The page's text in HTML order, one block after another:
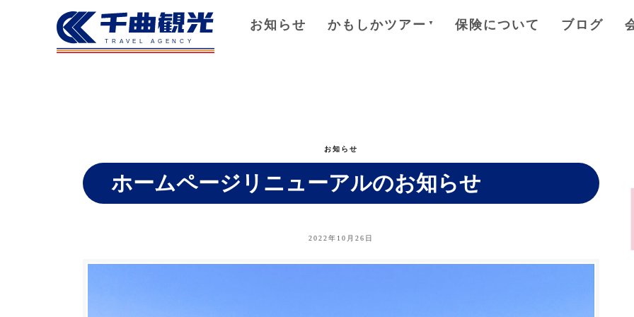
お知らせ かもしかツアー 保険について ブログ
お知らせ
ホームページリニューアルのお知らせ
2022年10月26日